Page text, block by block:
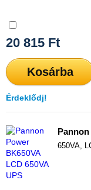
20 815 Ft
Kosárba
Érdeklődj!
Pannon
650VA,